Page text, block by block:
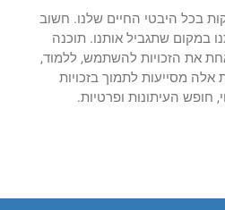
בכל היבטי החיים שלנו. חשוב
במקום שתגביל אותנו. תוכנה
את הזכויות להשתמש, ללמוד,
אלה מסייעות לתמוך בזכויות
חופש העיתונות ופרטיות.